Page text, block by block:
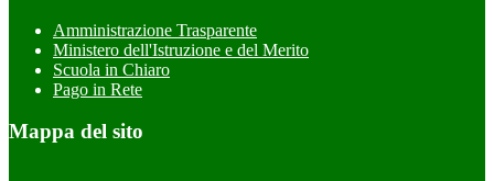
Amministrazione Trasparente
Ministero dell'Istruzione e del Merito
Scuola in Chiaro
Pago in Rete
Mappa del sito